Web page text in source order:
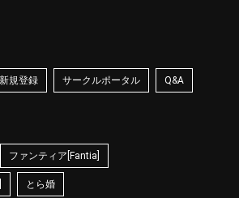
新規登録 サークルポータル Q&A
ファンティア[Fantia]
とら婚